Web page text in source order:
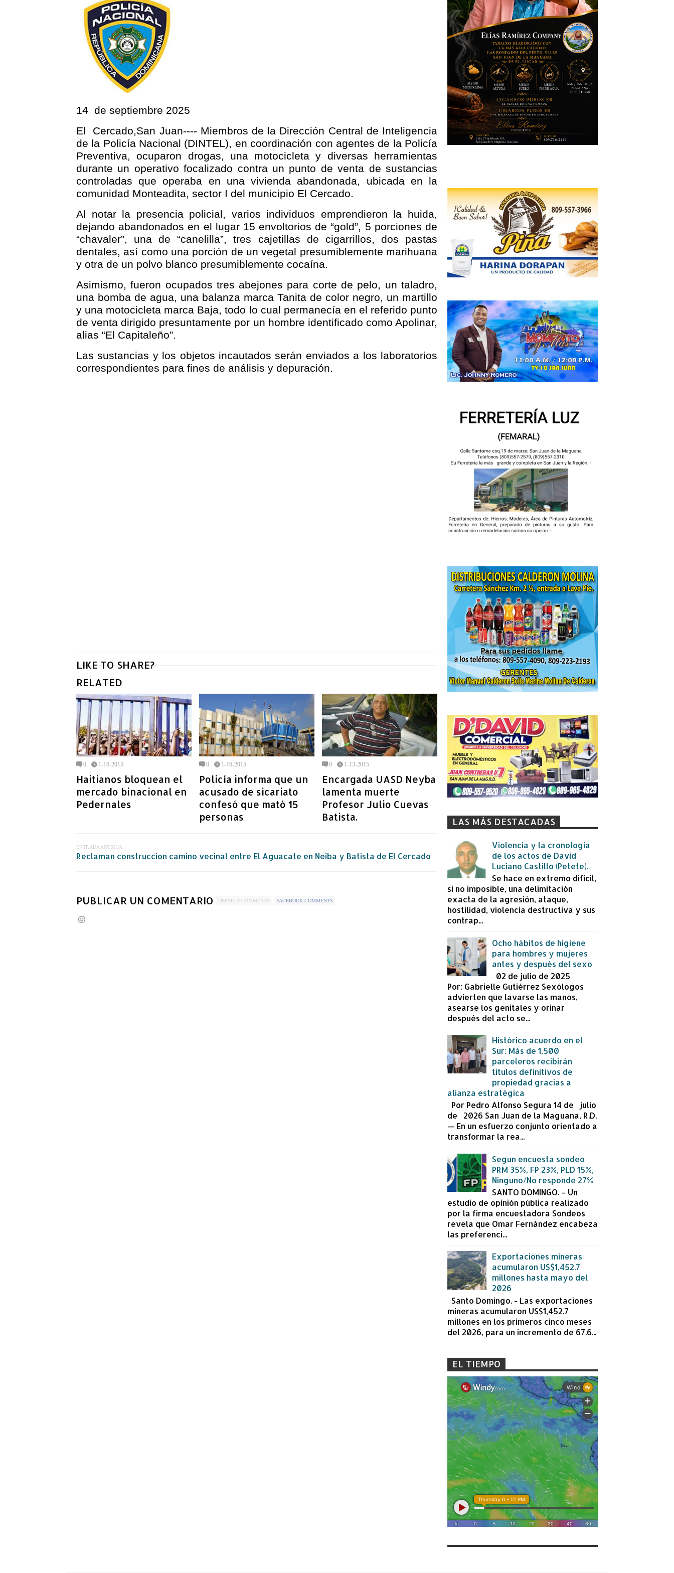
14 de septiembre 2025
El
Cercado,San Juan---- Miembros de la Dirección Central de Inteligencia
de la Policía Nacional (DINTEL), en coordinación con agentes de la Policía
Preventiva, ocuparon drogas, una motocicleta y diversas herramientas
durante un operativo focalizado contra un punto de venta de sustancias
controladas que operaba en una vivienda abandonada, ubicada en la
comunidad Monteadita, sector I del municipio El Cercado.
Al notar la presencia policial, varios individuos emprendieron la huida,
dejando abandonados en el lugar 15 envoltorios de “gold”, 5 porciones de
“chavaler”, una de “canelilla”, tres cajetillas de cigarrillos, dos pastas
dentales, así como una porción de un vegetal presumiblemente marihuana
y otra de un polvo blanco presumiblemente cocaína.
Asimismo, fueron ocupados tres abejones para corte de pelo, un taladro,
una bomba de agua, una balanza marca Tanita de color negro, un martillo
y una motocicleta marca Baja, todo lo cual permanecía en el referido punto
de venta dirigido presuntamente por un hombre identificado como Apolinar,
alias “El Capitaleño”.
Las sustancias y los objetos incautados serán enviados a los laboratorios
correspondientes para fines de análisis y depuración.
LIKE TO SHARE?
RELATED
0 1-16-2015
Haitianos bloquean el
mercado binacional en
Pedernales
0 1-16-2015
Policía informa que un
acusado de sicariato
confesó que mató 15
personas
0 1-13-2015
Encargada UASD Neyba
lamenta muerte
Profesor Julio Cuevas
Batista.
ENTRADA ANTIGUA
Reclaman construccion camino vecinal entre El Aguacate en Neiba y Batista de El Cercado
PUBLICAR UN COMENTARIO DEFAULT COMMENTS FACEBOOK COMMENTS
LAS MÁS DESTACADAS
Violencia y la cronología
de los actos de David
Luciano Castillo (Petete).
Se hace en extremo difícil,
si no imposible, una delimitación
exacta de la agresión, ataque,
hostilidad, violencia destructiva y sus
contrap...
Ocho hábitos de higiene
para hombres y mujeres
antes y después del sexo
02 de julio de 2025
Por: Gabrielle Gutiérrez Sexólogos
advierten que lavarse las manos,
asearse los genitales y orinar
después del acto se...
Histórico acuerdo en el
Sur: Más de 1,500
parceleros recibirán
títulos definitivos de
propiedad gracias a
alianza estratégica
Por Pedro Alfonso Segura 14 de julio
de 2026 San Juan de la Maguana, R.D.
— En un esfuerzo conjunto orientado a
transformar la rea...
Segun encuesta sondeo
PRM 35%, FP 23%, PLD 15%,
Ninguno/No responde 27%
SANTO DOMINGO. – Un
estudio de opinión pública realizado
por la firma encuestadora Sondeos
revela que Omar Fernández encabeza
las preferenci...
Exportaciones mineras
acumularon US$1,452.7
millones hasta mayo del
2026
Santo Domingo. - Las exportaciones
mineras acumularon US$1,452.7
millones en los primeros cinco meses
del 2026, para un incremento de 67.6...
EL TIEMPO